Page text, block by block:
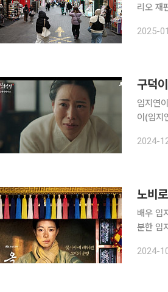
리오 재편 등으로 돌파구 불황으
가락하
2025-
구덕
임지연이 노비
이(임지
던 주막
2024-
노비
배우 임지연이
분한 임지연
영우 분
2024-